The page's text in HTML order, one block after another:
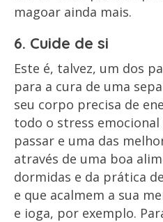
magoar ainda mais.
6. Cuide de si
Este é, talvez, um dos
para a cura de uma
seu corpo precisa de
todo o stress
passar e uma das
através de uma boa
dormidas e da prática
e que acalmem a sua
e ioga, por exemplo.